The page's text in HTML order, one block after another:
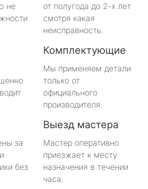
не
от полугода до 2-х лет
смотря какая
неисправность.
Комплектующие
Мы применяем детали
только от
официального
производителя.
за
без
Выезд мастера
Мастер оперативно
приезжает к месту
назначения в течении
часа.